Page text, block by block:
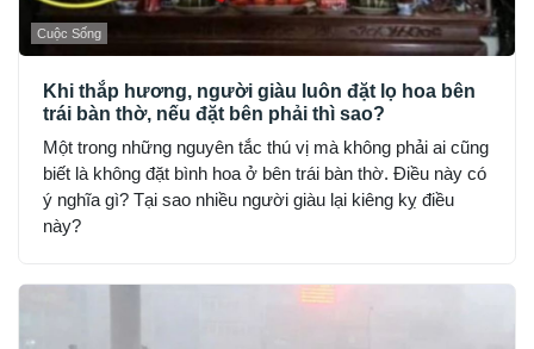
Cuộc Sống
Khi thắp hương, người giàu luôn đặt lọ hoa bên
trái bàn thờ, nếu đặt bên phải thì sao?
Một trong những nguyên tắc thú vị mà không phải ai cũng
biết là không đặt bình hoa ở bên trái bàn thờ. Điều này có
ý nghĩa gì? Tại sao nhiều người giàu lại kiêng kỵ điều
này?